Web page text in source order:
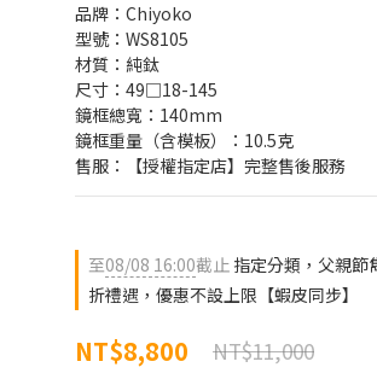
品牌：Chiyoko
型號：WS8105
材質：純鈦
尺寸：49□18-145
鏡框總寬：140mm
鏡框重量（含模板）：10.5克
售服：【授權指定店】完整售後服務
至08/08 16:00截止 指定分類，父親節
折禮遇，優惠不設上限【蝦皮同步】
NT$8,800 NT$11,000